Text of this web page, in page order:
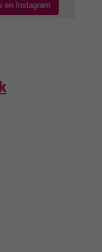
en Instagram